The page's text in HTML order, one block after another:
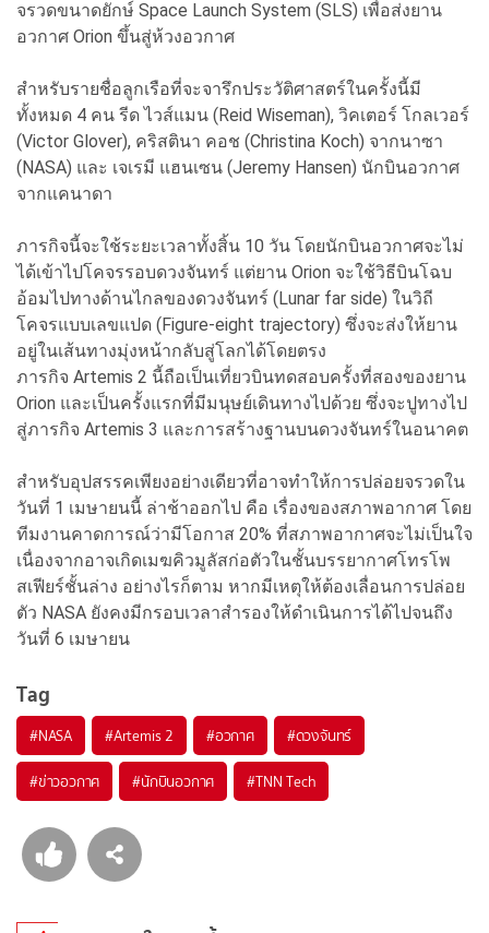
จรวดขนาดยักษ์ Space Launch System (SLS) เพื่อส่งยาน
อวกาศ Orion ขึ้นสู่ห้วงอวกาศ
สำหรับรายชื่อลูกเรือที่จะจารึกประวัติศาสตร์ในครั้งนี้มี
ทั้งหมด 4 คน รีด ไวส์แมน (Reid Wiseman), วิคเตอร์ โกลเวอร์
(Victor Glover), คริสตินา คอช (Christina Koch) จากนาซา
(NASA) และ เจเรมี แฮนเซน (Jeremy Hansen) นักบินอวกาศ
จากแคนาดา
ภารกิจนี้จะใช้ระยะเวลาทั้งสิ้น 10 วัน โดยนักบินอวกาศจะไม่
ได้เข้าไปโคจรรอบดวงจันทร์ แต่ยาน Orion จะใช้วิธีบินโฉบ
อ้อมไปทางด้านไกลของดวงจันทร์ (Lunar far side) ในวิถี
โคจรแบบเลขแปด (Figure-eight trajectory) ซึ่งจะส่งให้ยาน
อยู่ในเส้นทางมุ่งหน้ากลับสู่โลกได้โดยตรง
ภารกิจ Artemis 2 นี้ถือเป็นเที่ยวบินทดสอบครั้งที่สองของยาน
Orion และเป็นครั้งแรกที่มีมนุษย์เดินทางไปด้วย ซึ่งจะปูทางไป
สู่ภารกิจ Artemis 3 และการสร้างฐานบนดวงจันทร์ในอนาคต
สำหรับอุปสรรคเพียงอย่างเดียวที่อาจทำให้การปล่อยจรวดใน
วันที่ 1 เมษายนนี้ ล่าช้าออกไป คือ เรื่องของสภาพอากาศ โดย
ทีมงานคาดการณ์ว่ามีโอกาส 20% ที่สภาพอากาศจะไม่เป็นใจ
เนื่องจากอาจเกิดเมฆคิวมูลัสก่อตัวในชั้นบรรยากาศโทรโพ
สเฟียร์ชั้นล่าง อย่างไรก็ตาม หากมีเหตุให้ต้องเลื่อนการปล่อย
ตัว NASA ยังคงมีกรอบเวลาสำรองให้ดำเนินการได้ไปจนถึง
วันที่ 6 เมษายน
Tag
#NASA #Artemis 2 #อวกาศ #ดวงจันทร์
#ข่าวอวกาศ #นักบินอวกาศ #TNN Tech